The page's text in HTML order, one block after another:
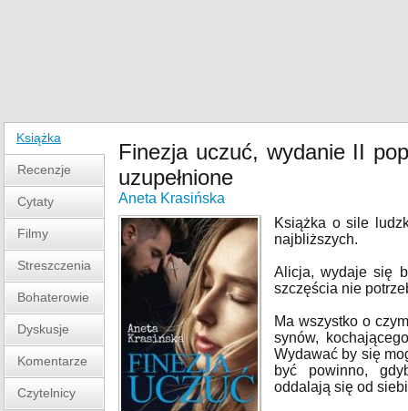
Książka
Recenzje
Cytaty
Filmy
Streszczenia
Bohaterowie
Dyskusje
Komentarze
Czytelnicy
Finezja uczuć, wydanie II
uzupełnione
Aneta Krasińska
Książka o sile
najbliższych.
Alicja, wydaje się
szczęścia nie
Ma wszystko o
synów,
Wydawać by się
być powinno,
oddalają się od